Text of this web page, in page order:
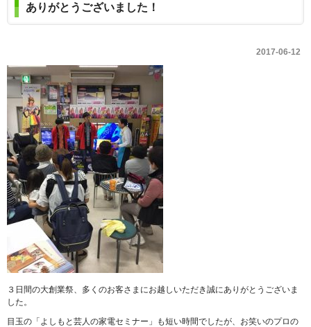
ありがとうございました！
2017-06-12
３日間の大創業祭、多くのお客さまにお越しいただき誠にありがとうございま
した。
目玉の「よしもと芸人の家電セミナー」も短い時間でしたが、お笑いのプロの